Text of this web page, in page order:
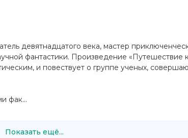
девятнадцатого века, мастер
фантастики. Произведение «Путешествие
и повествует о группе ученых,
фак...
Показать ещё...